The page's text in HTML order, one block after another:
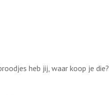
heb jij, waar koop je die?